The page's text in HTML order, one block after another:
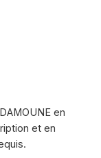
en
et en